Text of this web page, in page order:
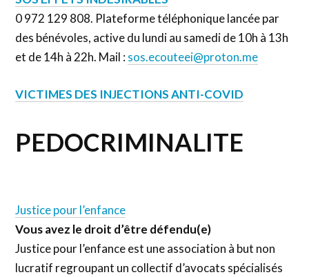
0 972 129 808. Plateforme téléphonique lancée par
des bénévoles, active du lundi au samedi de 10h à 13h
et de 14h à 22h. Mail :sos.ecouteei@proton.me
VICTIMES DES INJECTIONS ANTI-COVID
PEDOCRIMINALITE
Justice pour l’enfance
Vous avez le droit d’être défendu(e)
Justice pour l’enfance est une association à but non
lucratif regroupant un collectif d’avocats spécialisés